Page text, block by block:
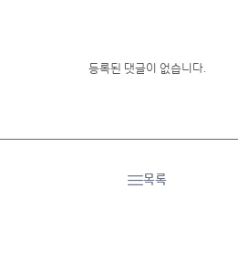
등록된 댓글이 없습니다.
목록